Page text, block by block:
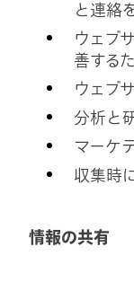
と連絡
ウェブ
善する
ウェブ
分析と
マーケ
収集時
情報の共有